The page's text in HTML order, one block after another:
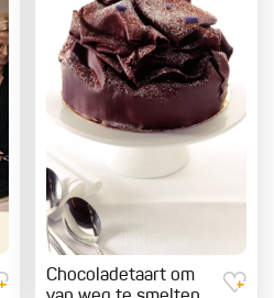
Chocoladetaart om